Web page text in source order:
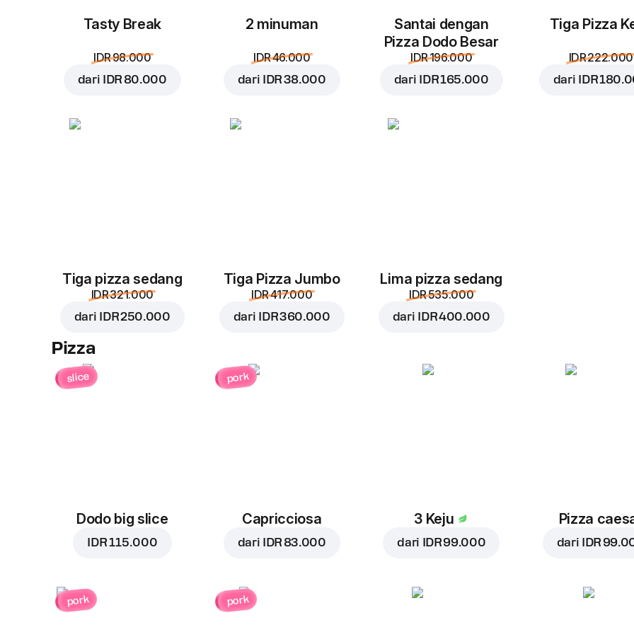
Tasty Break
IDR 98.000
dari IDR 80.000
2 minuman
IDR 46.000
dari IDR 38.000
Santai dengan
Pizza Dodo Besar
IDR 196.000
dari IDR 165.000
Tiga Pizza
IDR 222.000
dari IDR
Tiga pizza sedang
IDR 321.000
dari IDR 250.000
Tiga Pizza Jumbo
IDR 417.000
dari IDR 360.000
Lima pizza sedang
IDR 535.000
dari IDR 400.000
Pizza
slice
Dodo big slice
IDR 115.000
pork
Capricciosa
dari IDR 83.000
3 Keju
dari IDR 99.000
Pizza
dari IDR
pork pork